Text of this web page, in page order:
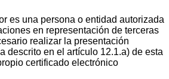
es una persona o entidad autorizada
en representación de terceras
realizar la presentación
descrito en el artículo 12.1.a) de esta
certificado electrónico